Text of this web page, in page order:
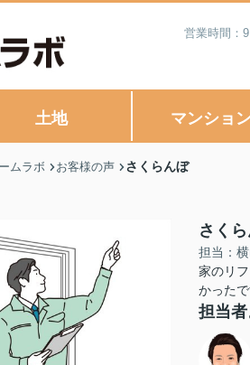
営業時間：
土地 マンション
ムラボ お客様の声 さくらんぼ
さく
担当：
家のリ
かった
担当者